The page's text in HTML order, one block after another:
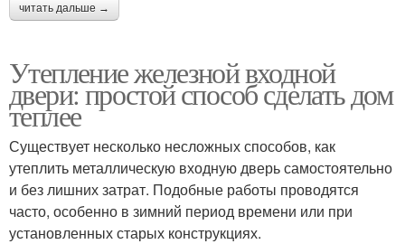
читать дальше →
Утепление железной входной
двери: простой способ сделать дом
теплее
Существует несколько несложных способов, как
утеплить металлическую входную дверь самостоятельно
и без лишних затрат. Подобные работы проводятся
часто, особенно в зимний период времени или при
установленных старых конструкциях.